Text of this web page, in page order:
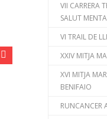
VII CARRERA
SALUT
VI TRAIL DE
XXIV MITJA
XVI MITJA
BENIFAIO
RUNCANCER